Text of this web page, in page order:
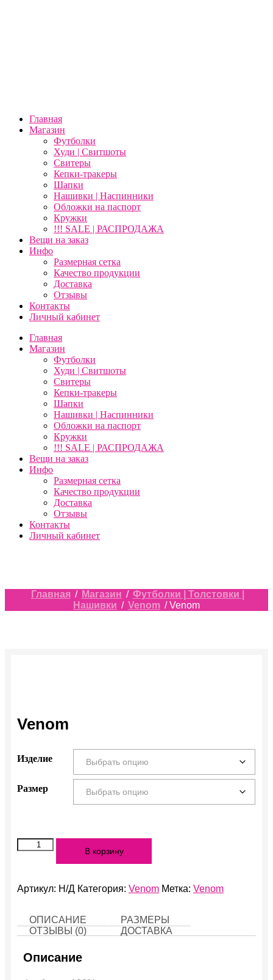
Главная
Магазин
Футболки
Худи | Свитшоты
Свитеры
Кепки-тракеры
Шапки
Нашивки | Наспинники
Обложки на паспорт
Кружки
!!! SALE | РАСПРОДАЖА
Вещи на заказ
Инфо
Размерная сетка
Качество продукции
Доставка
Отзывы
Контакты
Личный кабинет
Главная
Магазин
Футболки
Худи | Свитшоты
Свитеры
Кепки-тракеры
Шапки
Нашивки | Наспинники
Обложки на паспорт
Кружки
!!! SALE | РАСПРОДАЖА
Вещи на заказ
Инфо
Размерная сетка
Качество продукции
Доставка
Отзывы
Контакты
Личный кабинет
Главная / Магазин / Футболки | Толстовки |
Нашивки / Venom / Venom
Venom
Изделие
Размер
Количество
Venom
В корзину
Артикул: Н/Д Категория: Venom Метка: Venom
ОПИСАНИЕ
РАЗМЕРЫ
ОТЗЫВЫ (0)
ДОСТАВКА
Описание